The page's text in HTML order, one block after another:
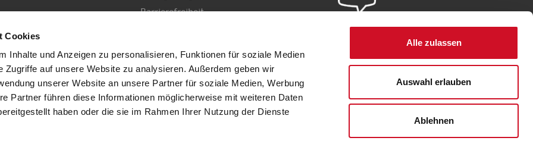
Cookies
Inhalte und Anzeigen zu personalisieren, Funktionen für soziale Medien
Zugriffe auf unsere Website zu analysieren. Außerdem geben wir
unserer Website an unsere Partner für soziale Medien, Werbung
Partner führen diese Informationen möglicherweise mit weiteren Daten
haben oder die sie im Rahmen Ihrer Nutzung der Dienste
Alle zulassen
Auswahl erlauben
Ablehnen
Barrierefreiheit
Versand & Zahlung
Impressum
Kontakt
stiegl.at
Sie haben Fragen?
Schreiben Sie uns doch -hiergehts zum